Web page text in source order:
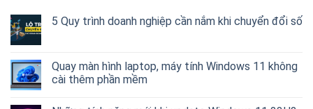
5 Quy trình doanh nghiệp cần nắm khi chuyển đổi số
Quay màn hình laptop, máy tính Windows 11 không
cài thêm phần mềm